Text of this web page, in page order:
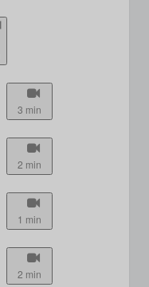
3 min
2 min
1 min
2 min